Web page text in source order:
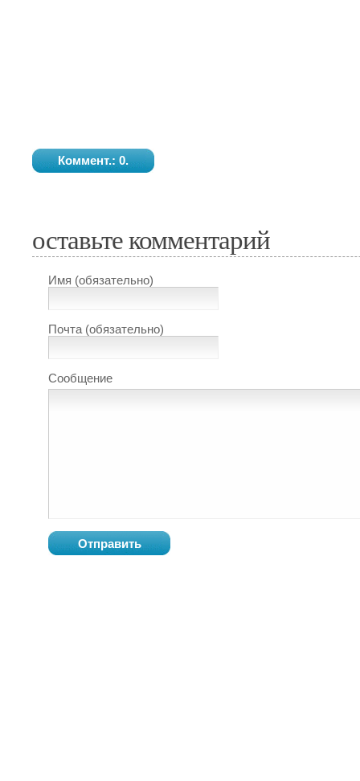
Коммент.: 0.
оставьте комментарий
Имя (обязательно)
Почта (обязательно)
Сообщение